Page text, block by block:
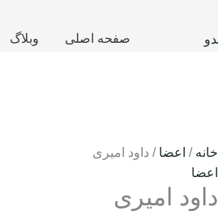
صفحه اصلی وبلاگ
خانه / اعضا / داود امیری
اعضا
داود امیری